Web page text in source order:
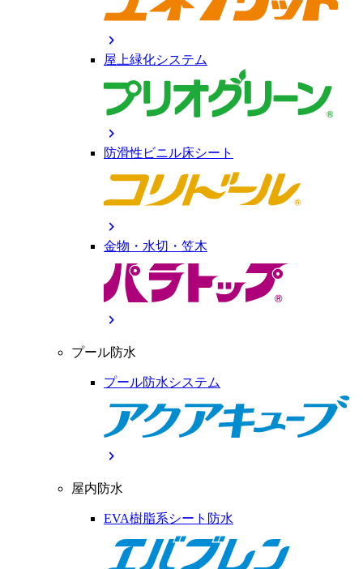
chevron_right
屋上緑化システム
chevron_right
防滑性ビニル床シート
chevron_right
金物・水切・笠木
chevron_right
プール防水
プール防水システム
chevron_right
屋内防水
EVA樹脂系シート防水